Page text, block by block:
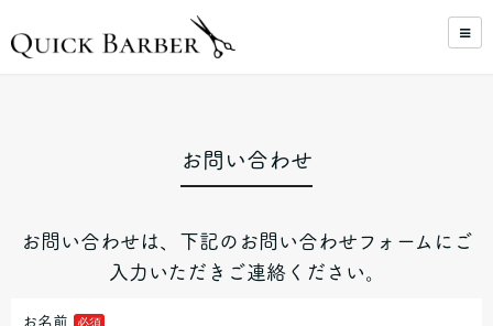
お問い合わせ
お問い合わせは、下記のお問い合わせフォームにご
入力いただきご連絡ください。
お名前